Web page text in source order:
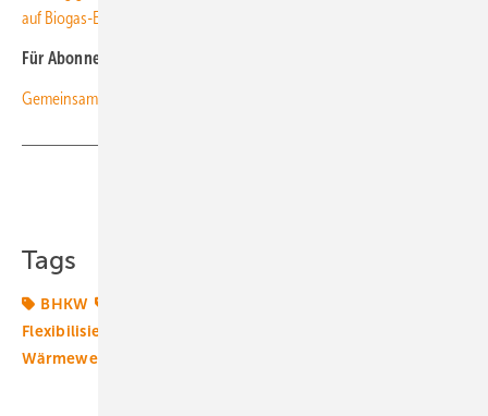
auf Biogas-Einspeisung
Für Abonnenten
G emei nsam zum emissionsfreien Dorf
Tags
BHKW
Flexibilisierung
Wärmewende